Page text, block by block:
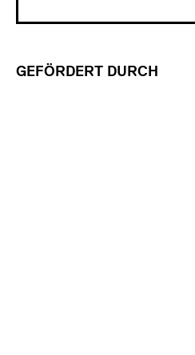
GEFÖRDERT DURCH